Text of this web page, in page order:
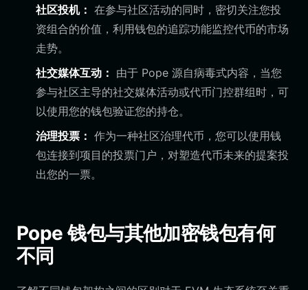
社区投机： 在参与社区活动的同时，密切关注您投
资组合的价值，利用钱包的追踪功能监控代币的市场
走势。
社交媒体互动： 由于 Pope 源自病毒式内容，当您
参与社区主导的社交媒体活动或代币门控群组时，可
以使用您的钱包验证您的持仓。
治理投票： 作为一种社区治理代币，您可以使用钱
包连接到项目的投票门户，对塑造代币未来的提案投
出您的一票。
Pope 钱包与其他加密钱包有何
不同